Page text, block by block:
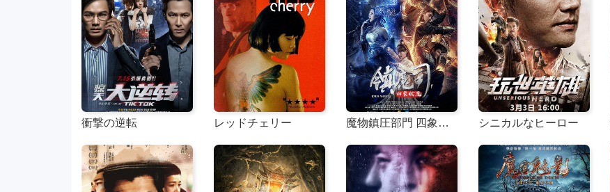
衝撃の逆転 レッドチェリー 魔物鎮圧部門 四象が魔物を征服する シニカルなヒーロー